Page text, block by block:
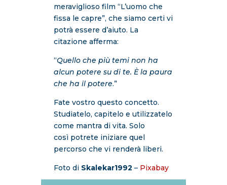
meraviglioso film “L’uomo che
fissa le capre”, che siamo certi vi
potrà essere d’aiuto. La
citazione afferma:
“Quello che più temi non ha
alcun potere su di te. È la paura
che ha il potere.”
Fate vostro questo concetto.
Studiatelo, capitelo e utilizzatelo
come mantra di vita. Solo
così potrete iniziare quel
percorso che vi renderà liberi.
Foto di Skalekar1992 – Pixabay